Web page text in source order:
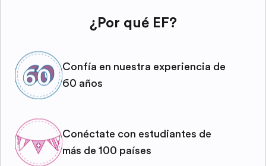
¿Por qué EF?
Confía en nuestra experiencia de
60 años
Conéctate con estudiantes de
más de 100 países